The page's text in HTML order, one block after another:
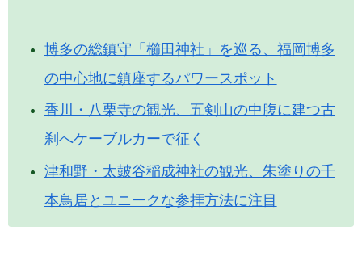
博多の総鎮守「櫛田神社」を巡る、福岡博多
の中心地に鎮座するパワースポット
香川・八栗寺の観光、五剣山の中腹に建つ古
刹へケーブルカーで征く
津和野・太皷谷稲成神社の観光、朱塗りの千
本鳥居とユニークな参拝方法に注目